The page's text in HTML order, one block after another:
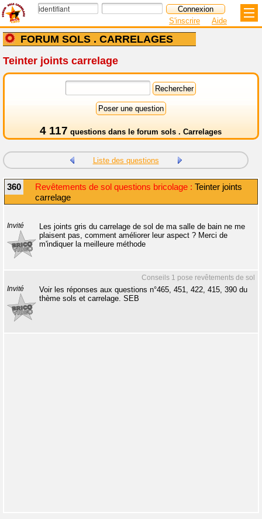
FORUM SOLS . CARRELAGES
S'inscrire Aide
Teinter joints carrelage
4 117 questions dans le forum sols . Carrelages
Liste des questions
360 Revêtements de sol questions bricolage : Teinter joints
carrelage
Invité
Les joints gris du carrelage de sol de ma salle de bain ne me
plaisent pas, comment améliorer leur aspect ? Merci de
m'indiquer la meilleure méthode
Conseils 1 pose revêtements de sol
Invité
Voir les réponses aux questions n°465, 451, 422, 415, 390 du
thème sols et carrelage. SEB